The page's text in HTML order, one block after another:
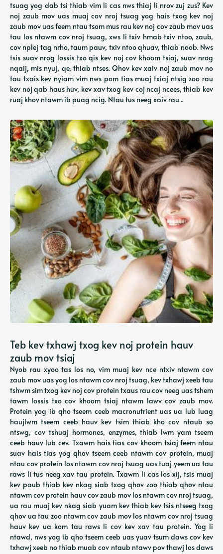
tsuag yog dab tsi thiab vim li cas nws thiaj li nrov zuj zus? Kev
noj zaub mov uas muaj cov nroj tsuag yog hais txog kev noj
zaub mov uas feem ntau tsom mus rau kev noj cov zaub mov uas
tau los ntawm cov nroj tsuag, xws li txiv hmab txiv ntoo, zaub,
cov nplej tag nrho, taum pauv, txiv ntoo qhuav, thiab noob. Nws
tsis suav nrog lossis txo qis kev noj cov khoom tsiaj, suav nrog
nqaij, mis nyuj, qe, thiab ntses. Qhov kev xaiv noj zaub mov no
tau txais kev nyiam vim nws pom tias muaj txiaj ntsig zoo rau
kev noj qab haus huv, kev xav txog kev coj ncaj ncees, thiab kev
ruaj khov ntawm ib puag ncig. Ntau tus neeg xaiv rau ..
Teb kev txhawj txog kev noj protein hauv
zaub mov tsiaj
Nyob rau xyoo tas los no, vim muaj kev nce ntxiv ntawm cov
zaub mov uas yog los ntawm cov nroj tsuag, kev txhawj xeeb tau
tshwm sim txog kev noj cov protein txaus rau cov neeg uas tshem
tawm lossis txo cov khoom tsiaj ntawm lawv cov zaub mov.
Protein yog ib qho tseem ceeb macronutrient uas ua lub luag
haujlwm tseem ceeb hauv kev tsim thiab kho cov ntaub so
ntswg, cov tshuaj hormones, enzymes, thiab lwm yam tseem
ceeb hauv lub cev. Txawm hais tias cov khoom tsiaj feem ntau
suav hais tias yog qhov tseem ceeb ntawm cov protein, muaj
ntau cov protein los ntawm cov nroj tsuag uas tuaj yeem ua tau
raws li tus neeg xav tau protein. Txawm li cas los xij, tsis muaj
kev paub thiab kev nkag siab txog qhov zoo thiab qhov ntau
ntawm cov protein hauv cov zaub mov los ntawm cov nroj tsuag,
ua rau muaj kev nkag siab yuam kev thiab kev tsis ntseeg txog
qhov ua tau zoo ntawm cov zaub mov los ntawm cov nroj tsuag
hauv kev ua kom tau raws li cov kev xav tau protein. Yog li
ntawd, nws yog ib qho tseem ceeb uas yuav tsum daws cov kev
txhawj xeeb no thiab muab cov ntaub ntawv pov thawj los daws